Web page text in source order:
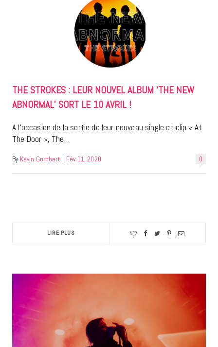
THE STROKES : LEUR NOUVEL ALBUM ‘THE NEW
ABNORMAL’ SORT LE 10 AVRIL !
A l’occasion de la sortie de leur nouveau single et clip « At
The Door », The…
0
By Kevin Gombert | Fév 11, 2020
LIRE PLUS